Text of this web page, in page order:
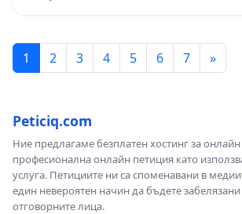
1 2 3 4 5 6 7 »
Peticiq.com
Ние предлагаме безплатен хостинг за
професионална онлайн петиция като
услуга. Петициите ни са споменавани в
един невероятен начин да бъдете
отговорните лица.